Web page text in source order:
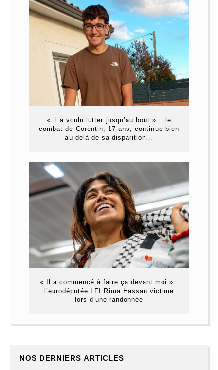
« Il a voulu lutter jusqu’au bout »… le
combat de Corentin, 17 ans, continue bien
au-delà de sa disparition…
« Il a commencé à faire ça devant moi » :
l’eurodéputée LFI Rima Hassan victime
lors d’une randonnée
NOS DERNIERS ARTICLES